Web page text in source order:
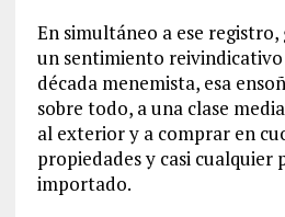
En simultáneo a ese
un sentimiento
década menemista, esa
sobre todo, a una clase
al exterior y a comprar en
propiedades y casi cualquier
importado.